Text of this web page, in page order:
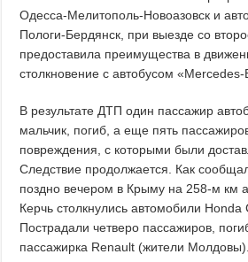
Одесса-Мелитополь-Новоазовск и
Пологи-Бердянск, при выезде со
предоставила преимущества в
столкновение с автобусом «Mercedes-
В результате ДТП один пассажир
мальчик, погиб, а еще пять
повреждения, с которыми были
Следствие продолжается. Как
поздно вечером в Крыму на 258-м км
Керчь столкнулись автомобили Honda
Пострадали четверо пассажиров,
пассажирка Renault (жители Молдовы).